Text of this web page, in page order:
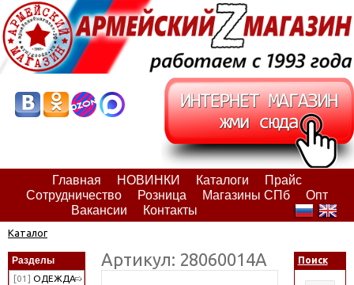
Главная НОВИНКИ Каталоги
Прайс
Сотрудничество
Розница Магазины СПб
Опт
Вакансии
Контакты
Каталог
Разделы
[01] ОДЕЖДА
Артикул: 28060014А Поиск